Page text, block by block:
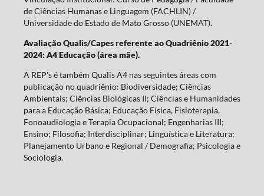
de Ciências Humanas e Linguagem (FACHLIN) /
Universidade do Estado de Mato Grosso (UNEMAT).
Avaliação Qualis/Capes referente ao Quadriênio 2021-
2024: A4 Educação (área mãe).
A REP's é também Qualis A4 nas seguintes áreas com
publicação no quadriênio: Biodiversidade; Ciências
Ambientais; Ciências Biológicas II; Ciências e Humanidades
para a Educação Básica; Educação Física, Fisioterapia,
Fonoaudiologia e Terapia Ocupacional; Engenharias III;
Ensino; Filosofia; Interdisciplinar; Linguística e Literatura;
Planejamento Urbano e Regional / Demografia; Psicologia e
Sociologia.